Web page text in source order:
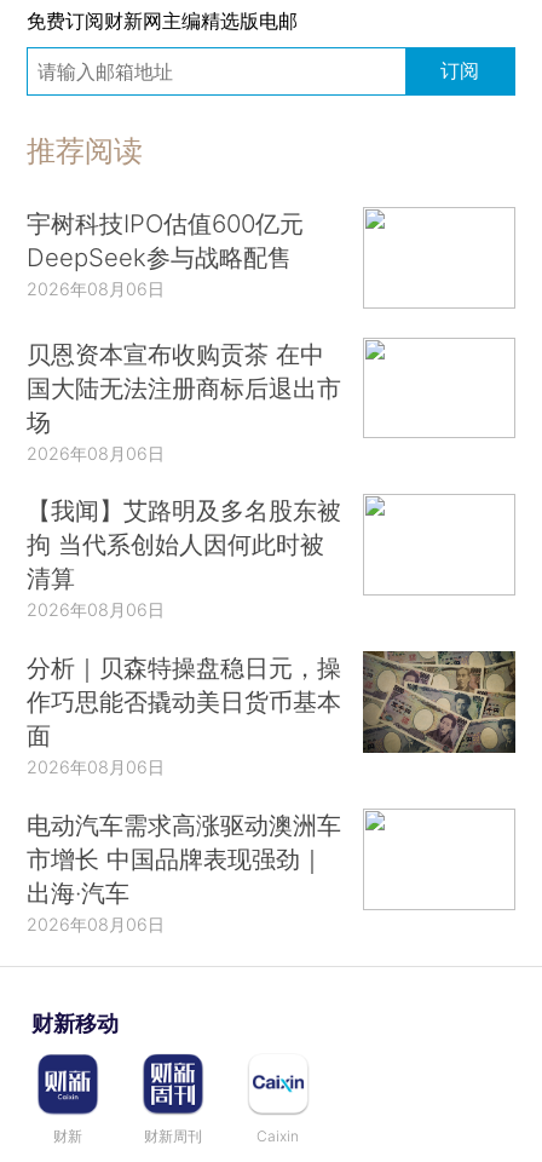
免费订阅财新网主编精选版电邮
订阅
推荐阅读
宇树科技IPO估值600亿元
DeepSeek参与战略配售
2026年08月06日
贝恩资本宣布收购贡茶 在中
国大陆无法注册商标后退出市
场
2026年08月06日
【我闻】艾路明及多名股东被
拘 当代系创始人因何此时被
清算
2026年08月06日
分析｜贝森特操盘稳日元，操
作巧思能否撬动美日货币基本
面
2026年08月06日
电动汽车需求高涨驱动澳洲车
市增长 中国品牌表现强劲｜
出海·汽车
2026年08月06日
财新移动
财新 财新周刊 Caixin